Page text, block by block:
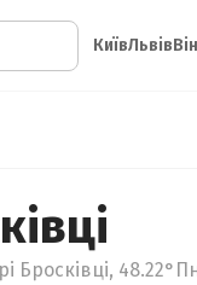
КиївЛьвів
Бросківці,